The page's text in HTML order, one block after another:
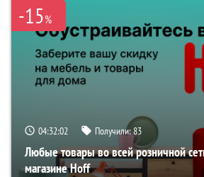
-15%
04:32:01 Получили:83
Любые товары во всей розничной
магазине Hoff